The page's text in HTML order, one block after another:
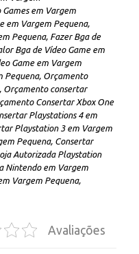
em Vargem
em Vargem Pequena,
Pequena, Fazer Bga de
Bga de Vídeo Game em
Game em Vargem
Pequena, Orçamento
Orçamento consertar
Consertar Xbox One
Playstations 4 em
Playstation 3 em Vargem
Pequena, Consertar
Autorizada Playstation
Nintendo em Vargem
Vargem Pequena,
Avaliações